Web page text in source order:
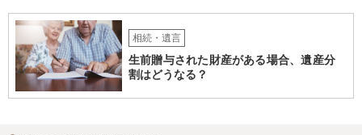
相続・遺言
生前贈与された財産がある場合、遺産分
割はどうなる？